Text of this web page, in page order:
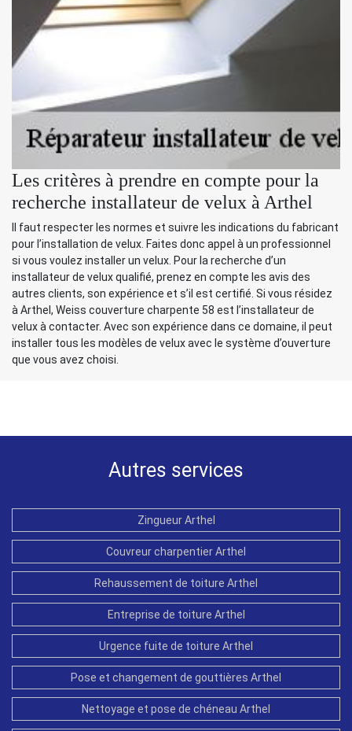
Les critères à prendre en compte pour la
recherche installateur de velux à Arthel
Il faut respecter les normes et suivre les indications du fabricant
pour l’installation de velux. Faites donc appel à un professionnel
si vous voulez installer un velux. Pour la recherche d’un
installateur de velux qualifié, prenez en compte les avis des
autres clients, son expérience et s’il est certifié. Si vous résidez
à Arthel, Weiss couverture charpente 58 est l’installateur de
velux à contacter. Avec son expérience dans ce domaine, il peut
installer tous les modèles de velux avec le système d’ouverture
que vous avez choisi.
Autres services
Zingueur Arthel
Couvreur charpentier Arthel
Rehaussement de toiture Arthel
Entreprise de toiture Arthel
Urgence fuite de toiture Arthel
Pose et changement de gouttières Arthel
Nettoyage et pose de chéneau Arthel